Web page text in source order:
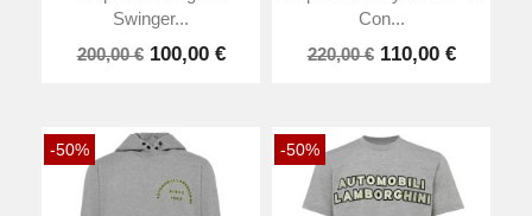
Swinger...
200,00 € 100,00 €
Con...
220,00 € 110,00 €
-50% -50%